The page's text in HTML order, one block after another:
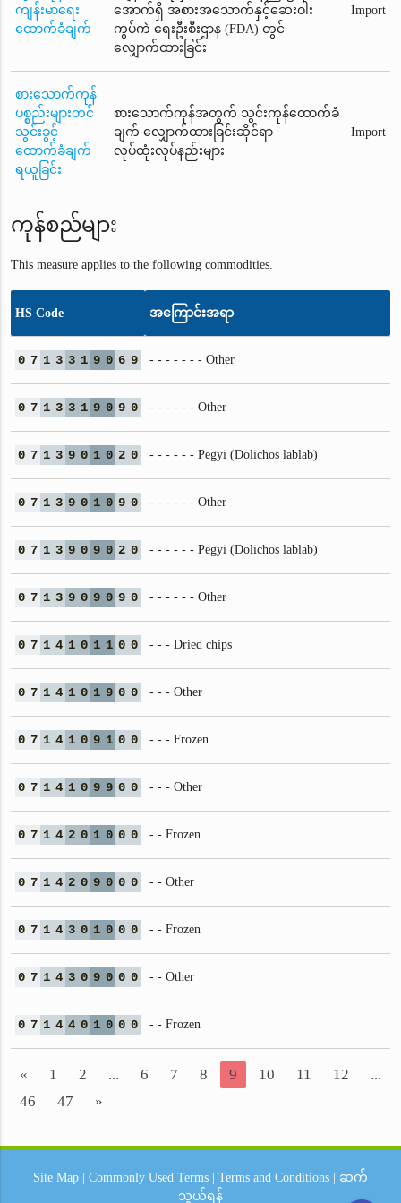
ကျန်းမာရေး
ထောက်ခံချက်
အောက်ရှိ အစားအသောက်နှင့်ဆေးဝါး
ကွပ်ကဲ ရေးဦးစီးဌာန (FDA) တွင်
လျှောက်ထားခြင်း
Import
စားသောက်ကုန်
ပစ္စည်းများတင်
သွင်းခွင့်
ထောက်ခံချက်
ရယူခြင်း
စားသောက်ကုန်အတွက် သွင်းကုန်ထောက်ခံ
ချက် လျှောက်ထားခြင်းဆိုင်ရာ
လုပ်ထုံးလုပ်နည်းများ
Import
ကုန်စည်များ
This measure applies to the following commodities.
HS Code အကြောင်းအရာ
0 7 1 3 3 1 9 0 6 9 - - - - - - - Other
0 7 1 3 3 1 9 0 9 0 - - - - - - Other
0 7 1 3 9 0 1 0 2 0 - - - - - - Pegyi (Dolichos lablab)
0 7 1 3 9 0 1 0 9 0 - - - - - - Other
0 7 1 3 9 0 9 0 2 0 - - - - - - Pegyi (Dolichos lablab)
0 7 1 3 9 0 9 0 9 0 - - - - - - Other
0 7 1 4 1 0 1 1 0 0 - - - Dried chips
0 7 1 4 1 0 1 9 0 0 - - - Other
0 7 1 4 1 0 9 1 0 0 - - - Frozen
0 7 1 4 1 0 9 9 0 0 - - - Other
0 7 1 4 2 0 1 0 0 0 - - Frozen
0 7 1 4 2 0 9 0 0 0 - - Other
0 7 1 4 3 0 1 0 0 0 - - Frozen
0 7 1 4 3 0 9 0 0 0 - - Other
0 7 1 4 4 0 1 0 0 0 - - Frozen
« 1 2 ... 6 7 8 9 10 11 12
...
46
47 »
Site Map Commonly Used Terms Terms and Conditions
ဆက်
သွယ်ရန်